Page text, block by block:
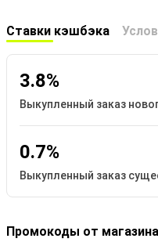
Ставки кэшбэка
3.8%
Выкупленный заказ
0.7%
Выкупленный заказ
Промокоды от магазина